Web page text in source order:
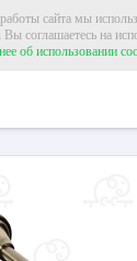
сайта мы
соглашаетесь на
об использовании